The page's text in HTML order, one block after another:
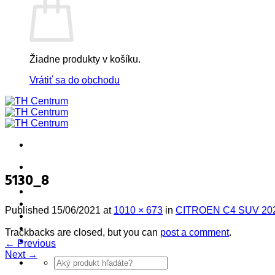
Žiadne produkty v košíku.
Vrátiť sa do obchodu
Výpredaj -%
Autoriz. servis THULE/UEBLER
Predajne
Naši Uebler Partneri
Hľadať:
5130_8
Published 15/06/2021 at 1010 × 673 in CITROEN C4 SUV
Trackbacks are closed, but you can post a comment.
← Previous
Next →